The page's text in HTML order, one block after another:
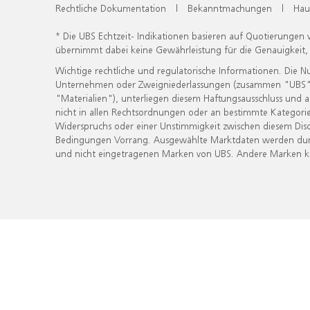
Rechtliche Dokumentation | Bekanntmachungen |
* Die UBS Echtzeit- Indikationen basieren auf
übernimmt dabei keine Gewährleistung für die
Wichtige rechtliche und regulatorische Informationen. Die
Unternehmen oder Zweigniederlassungen (zusammen
"Materialien"), unterliegen diesem Haftungsausschluss
nicht in allen Rechtsordnungen oder an bestimmte
Widerspruchs oder einer Unstimmigkeit zwischen diesem
Bedingungen Vorrang. Ausgewählte Marktdaten werden
und nicht eingetragenen Marken von UBS. Andere Marken